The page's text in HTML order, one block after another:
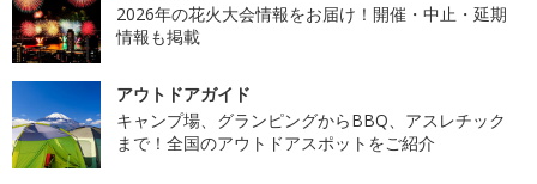
2026年の花火大会情報をお届け！開催・中止・延期
情報も掲載
アウトドアガイド
キャンプ場、グランピングからBBQ、アスレチック
まで！全国のアウトドアスポットをご紹介